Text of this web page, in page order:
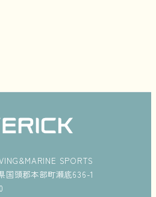
SPORTS
頭郡本部町瀬底636-1